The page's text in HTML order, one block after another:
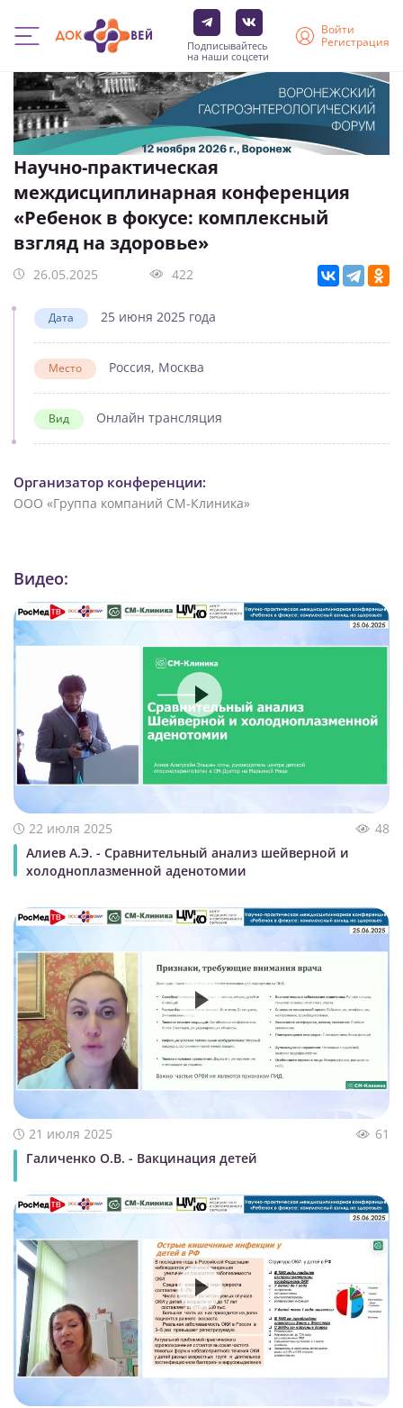
Перейти
основному
содержанию
Подписывайтесь
на наши соцсети
Войти
Регистрация
Научно-практическая
междисциплинарная конференция
«Ребенок в фокусе: комплексный
взгляд на здоровье»
26.05.2025 422
Дата 25 июня 2025 года
Место Россия, Москва
Вид Онлайн трансляция
Организатор конференции:
ООО «Группа компаний СМ-Клиника»
Видео:
22 июля 2025
48
Алиев А.Э. - Сравнительный анализ шейверной и
холодноплазменной аденотомии
21 июля 2025
61
Галиченко О.В. - Вакцинация детей